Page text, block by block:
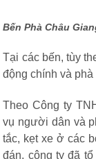
Bến Phà Châu
Tại các bến, tùy
động chính và
Theo Công ty
vụ người dân và
tắc, kẹt xe ở các
đán, công ty đã